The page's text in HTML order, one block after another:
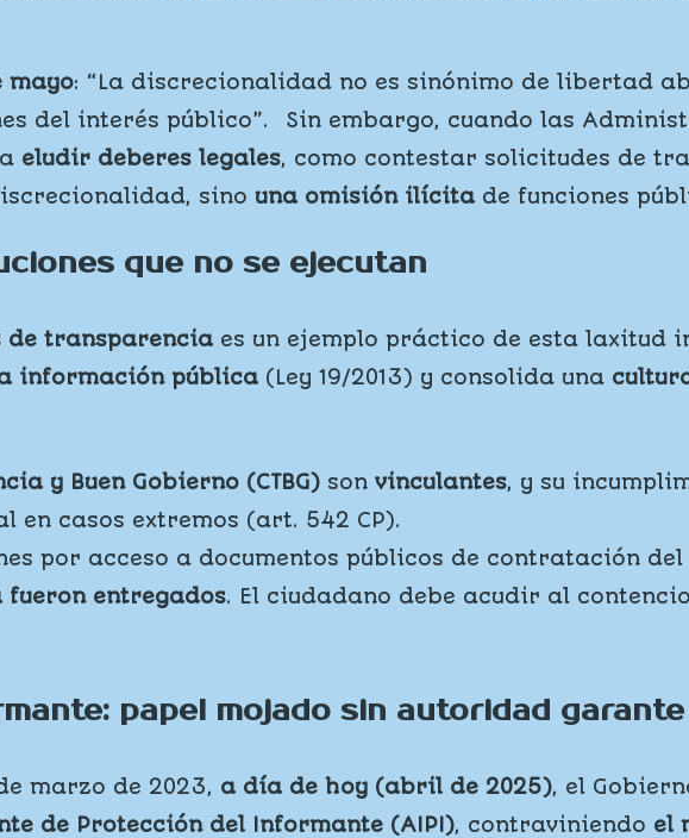
mayo: “La discrecionalidad no es sinónimo de libertad
del interés público”. Sin embargo, cuando las
eludir deberes legales, como contestar solicitudes de
sino una omisión ilícita de funciones
que no se ejecutan
de transparencia es un ejemplo práctico de esta laxitud
información pública (Ley 19/2013) y consolida una
y Buen Gobierno (CTBG) son vinculantes, y su
casos extremos (art. 542 CP).
por acceso a documentos públicos de contratación
fueron entregados. El ciudadano debe acudir al
papel mojado sin autoridad garante
marzo de 2023, a día de hoy (abril de 2025), el
de Protección del Informante (AIPI), contraviniendo el